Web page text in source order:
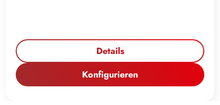
Details
Konfigurieren